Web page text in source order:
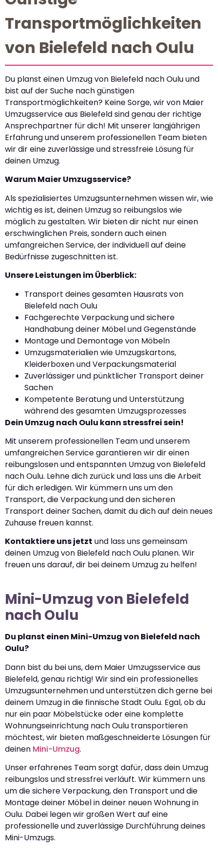
Transportmöglichkeiten
von Bielefeld nach Oulu
Du planst einen Umzug von Bielefeld nach Oulu und
bist auf der Suche nach günstigen
Transportmöglichkeiten? Keine Sorge, wir von Maier
Umzugsservice aus Bielefeld sind genau der richtige
Ansprechpartner für dich! Mit unserer langjährigen
Erfahrung und unserem professionellen Team bieten
wir dir eine zuverlässige und stressfreie Lösung für
deinen Umzug.
Warum Maier Umzugsservice?
Als spezialisiertes Umzugsunternehmen wissen wir, wie
wichtig es ist, deinen Umzug so reibungslos wie
möglich zu gestalten. Wir bieten dir nicht nur einen
erschwinglichen Preis, sondern auch einen
umfangreichen Service, der individuell auf deine
Bedürfnisse zugeschnitten ist.
Unsere Leistungen im Überblick:
Transport deines gesamten Hausrats von
Bielefeld nach Oulu
Fachgerechte Verpackung und sichere
Handhabung deiner Möbel und Gegenstände
Montage und Demontage von Möbeln
Umzugsmaterialien wie Umzugskartons,
Kleiderboxen und Verpackungsmaterial
Zuverlässiger und pünktlicher Transport deiner
Sachen
Kompetente Beratung und Unterstützung
während des gesamten Umzugsprozesses
Dein Umzug nach Oulu kann stressfrei sein!
Mit unserem professionellen Team und unserem
umfangreichen Service garantieren wir dir einen
reibungslosen und entspannten Umzug von Bielefeld
nach Oulu. Lehne dich zurück und lass uns die Arbeit
für dich erledigen. Wir kümmern uns um den
Transport, die Verpackung und den sicheren
Transport deiner Sachen, damit du dich auf dein neues
Zuhause freuen kannst.
Kontaktiere uns jetzt und lass uns gemeinsam
deinen Umzug von Bielefeld nach Oulu planen. Wir
freuen uns darauf, dir bei deinem Umzug zu helfen!
Mini-Umzug von Bielefeld
nach Oulu
Du planst einen Mini-Umzug von Bielefeld nach
Oulu?
Dann bist du bei uns, dem Maier Umzugsservice aus
Bielefeld, genau richtig! Wir sind ein professionelles
Umzugsunternehmen und unterstützen dich gerne bei
deinem Umzug in die finnische Stadt Oulu. Egal, ob du
nur ein paar Möbelstücke oder eine komplette
Wohnungseinrichtung nach Oulu transportieren
möchtest, wir bieten maßgeschneiderte Lösungen für
deinen Mini-Umzug.
Unser erfahrenes Team sorgt dafür, dass dein Umzug
reibungslos und stressfrei verläuft. Wir kümmern uns
um die sichere Verpackung, den Transport und die
Montage deiner Möbel in deiner neuen Wohnung in
Oulu. Dabei legen wir großen Wert auf eine
professionelle und zuverlässige Durchführung deines
Mini-Umzugs.